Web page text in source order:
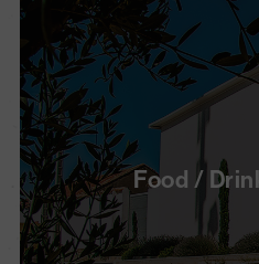
Food /